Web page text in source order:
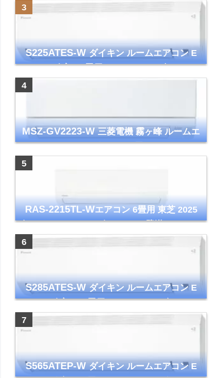
ワイト 清潔 除湿 単相100V
S225ATES-Wダイキン ルームエアコン E
シリーズ 主に6畳用 ホワイト 2025年モデル
MSZ-GV2223-W三菱電機 霧ヶ峰 ルームエ
アコン GVシリーズ おもに6畳用 ピュアホワ
RAS-2215TL-Wエアコン 6畳用 東芝 2025
年モデル TLシリーズ ホワイト 壁掛け クーラ
ー コンパクト 清潔
S285ATES-Wダイキン ルームエアコン E
シリーズ 主に10畳用 ホワイト 2025年モデル
コンパクトモデル ストリーマ
S565ATEP-Wダイキン ルームエアコン E